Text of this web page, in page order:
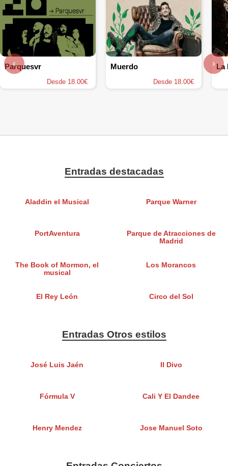
Parquesvr
Desde 18.00€
Muerdo
Desde 18.00€
‹ ›
Entradas destacadas
Aladdin el Musical Parque Warner
PortAventura
Parque de Atracciones de
Madrid
The Book of Mormon, el
musical
Los Morancos
El Rey León Circo del Sol
Entradas Otros estilos
José Luis Jaén Il Divo
Fórmula V Cali Y El Dandee
Henry Mendez Jose Manuel Soto